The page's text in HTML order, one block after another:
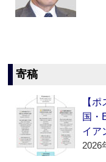
寄稿
【
国・
イア
2026